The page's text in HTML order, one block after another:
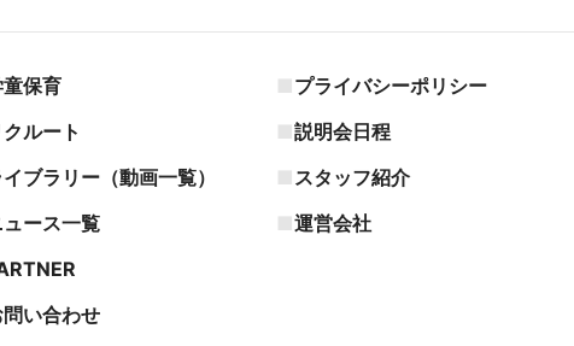
保育
クルート
ブラリー（動画一覧）
ュース一覧
問い合わせ
プライバシーポリシー
説明会日程
スタッフ紹介
運営会社